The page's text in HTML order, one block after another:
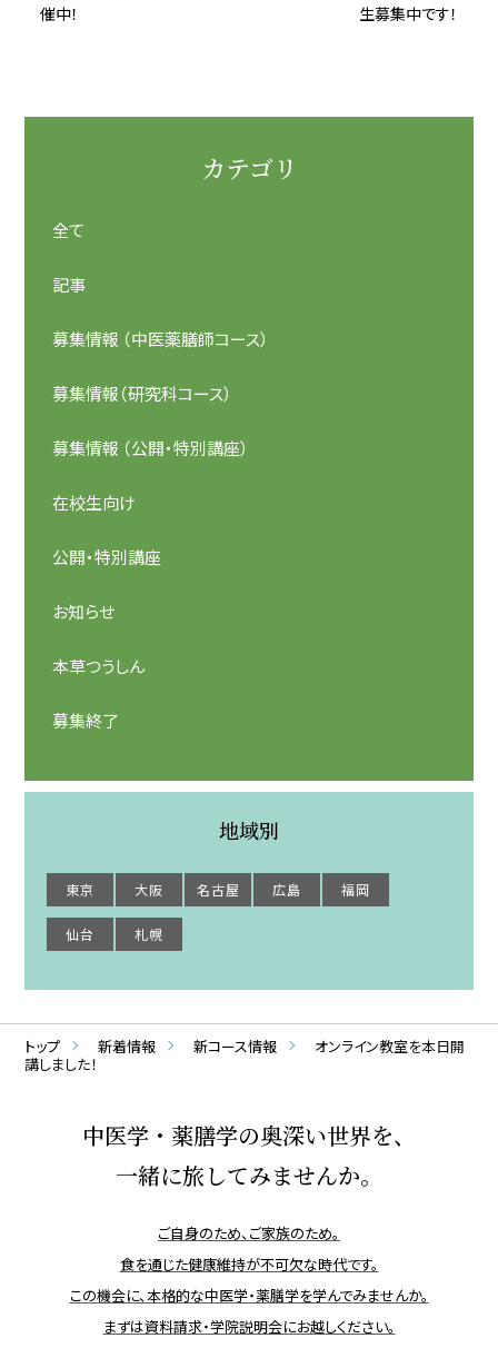
催中！
生募集中です！
カテゴリ
全て
記事
募集情報 （中医薬膳師コース）
募集情報（研究科コース）
募集情報 （公開・特別講座）
在校生向け
公開・特別講座
お知らせ
本草つうしん
募集終了
地域別
東京 大阪 名古屋 広島 福岡
仙台 札幌
トップ 新着情報 新コース情報
オンライン教室を本日開
講しました！
中医学・薬膳学の奥深い世界を、
一緒に旅してみませんか。
ご自身のため、ご家族のため。
食を通じた健康維持が不可欠な時代です。
この機会に、本格的な中医学・薬膳学を学んでみませんか。
まずは資料請求・学院説明会にお越しください。